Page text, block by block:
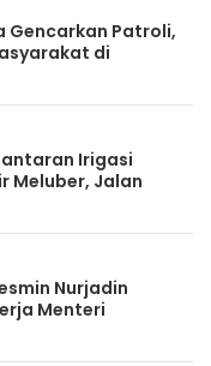
Gencarkan Patroli,
di
Irigasi
Meluber, Jalan
Nurjadin
Menteri